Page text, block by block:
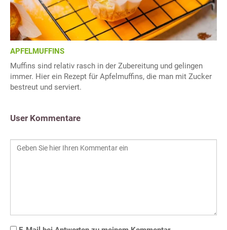
APFELMUFFINS
Muffins sind relativ rasch in der Zubereitung und gelingen
immer. Hier ein Rezept für Apfelmuffins, die man mit Zucker
bestreut und serviert.
User Kommentare